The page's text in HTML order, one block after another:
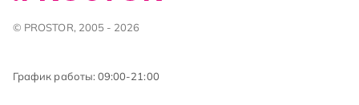
© PROSTOR, 2005 - 2026
График работы: 09:00-21:00